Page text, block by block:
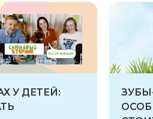
У ДЕТЕЙ: